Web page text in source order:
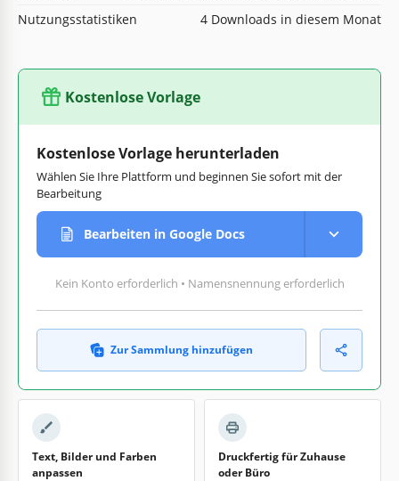
Nutzungsstatistiken
4 Downloads in diesem Monat
Kostenlose Vorlage
Kostenlose Vorlage herunterladen
Wählen Sie Ihre Plattform und beginnen Sie sofort mit der
Bearbeitung
Bearbeiten in Google Docs
Kein Konto erforderlich • Namensnennung erforderlich
Zur Sammlung hinzufügen
Text, Bilder und Farben
anpassen
Druckfertig für Zuhause
oder Büro